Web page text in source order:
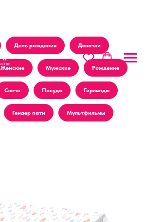
День рождения Девочки
Женские Мужские Рождение
Свечи Посуда Гирлянды
Гендер пати Мультфильмы